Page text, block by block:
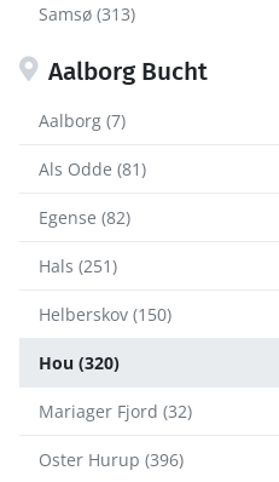
Samsø (313)
Aalborg Bucht
Aalborg (7)
Als Odde (81)
Egense (82)
Hals (251)
Helberskov (150)
Hou (320)
Mariager Fjord (32)
Oster Hurup (396)